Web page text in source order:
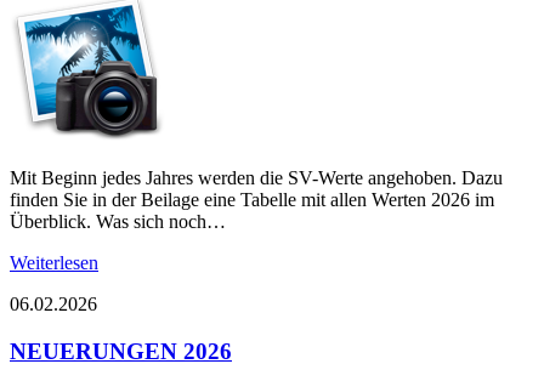
Mit Beginn jedes Jahres werden die SV-Werte angehoben. Dazu
finden Sie in der Beilage eine Tabelle mit allen Werten 2026 im
Überblick. Was sich noch…
Weiterlesen
06.02.2026
NEUERUNGEN 2026